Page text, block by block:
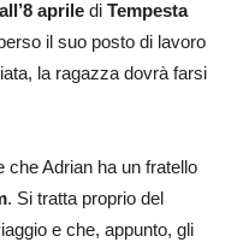
aprile di Tempesta
il suo posto di lavoro
la ragazza dovrà farsi
che Adrian ha un fratello
. Si tratta proprio del
e che, appunto, gli